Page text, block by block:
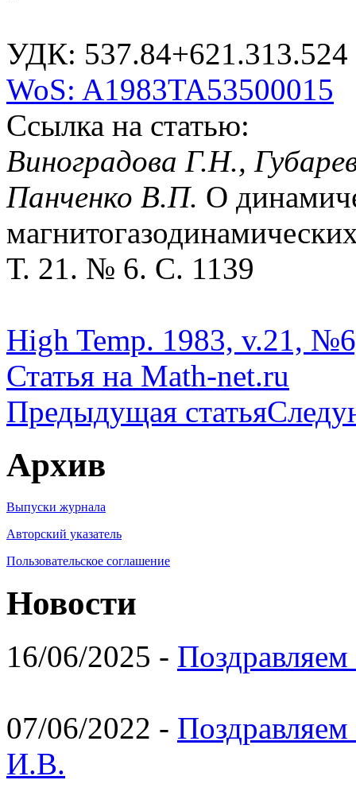
УДК: 537.84+621.313.524
WoS: A1983TA53500015
Ссылка на статью:
Виноградова Г.Н.,
Панченко В.П. О
Т. 21. № 6. С. 1139
High Temp. 1983, v.21,
Статья на Math-net.ru
Предыдущая статья
Архив
Выпуски журнала
Авторский указатель
Пользовательское соглашение
Новости
16/06/2025 -
07/06/2022 -
И.В.